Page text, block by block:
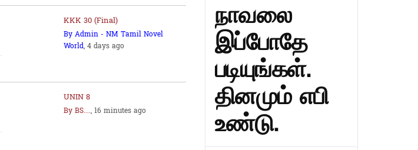
KKK 30 (Final)
By Admin - NM Tamil Novel
World, 4 days ago
UNIN 8
By BS...., 16 minutes ago
நாவலை
இப்போதே
படியுங்கள்.
தினமும் எபி
உண்டு.